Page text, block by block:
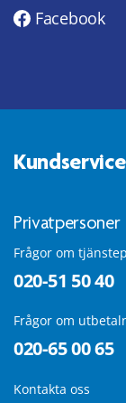
Facebook
Kundservice
Privatpersoner
Frågor om
020-51 50 40
Frågor om
020-65 00 65
Kontakta oss